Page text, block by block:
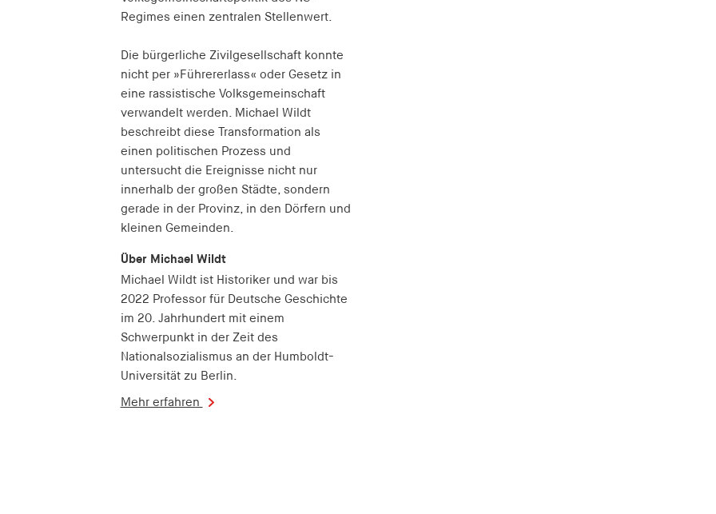
Regimes einen zentralen Stellenwert.
Die bürgerliche Zivilgesellschaft konnte
nicht per »Führererlass« oder Gesetz in
eine rassistische Volksgemeinschaft
verwandelt werden. Michael Wildt
beschreibt diese Transformation als
einen politischen Prozess und
untersucht die Ereignisse nicht nur
innerhalb der großen Städte, sondern
gerade in der Provinz, in den Dörfern und
kleinen Gemeinden.
Über Michael Wildt
Michael Wildt ist Historiker und war bis
2022 Professor für Deutsche Geschichte
im 20. Jahrhundert mit einem
Schwerpunkt in der Zeit des
Nationalsozialismus an der Humboldt-
Universität zu Berlin.
Mehr erfahren